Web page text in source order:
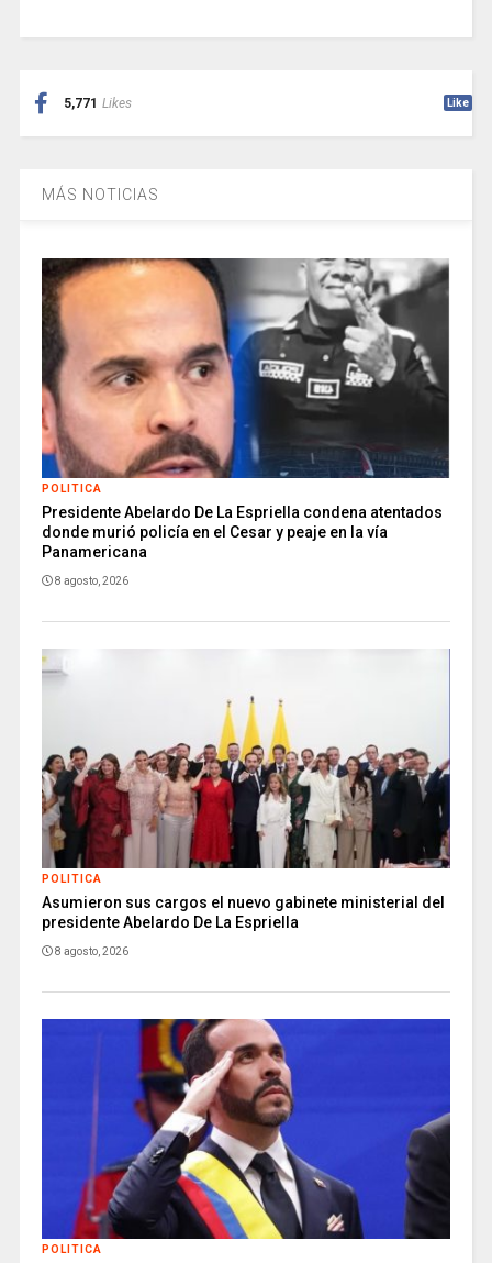
5,771 Likes Like
MÁS NOTICIAS
POLITICA
Presidente Abelardo De La Espriella condena atentados
donde murió policía en el Cesar y peaje en la vía
Panamericana
8 agosto, 2026
POLITICA
Asumieron sus cargos el nuevo gabinete ministerial del
presidente Abelardo De La Espriella
8 agosto, 2026
POLITICA